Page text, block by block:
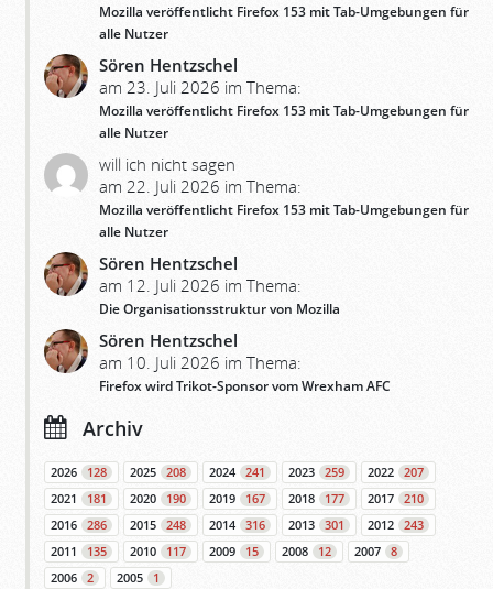
Mozilla veröffentlicht Firefox 153 mit Tab-Umgebungen für
alle Nutzer
Sören Hentzschel
am 23. Juli 2026 im Thema:
Mozilla veröffentlicht Firefox 153 mit Tab-Umgebungen für
alle Nutzer
will ich nicht sagen
am 22. Juli 2026 im Thema:
Mozilla veröffentlicht Firefox 153 mit Tab-Umgebungen für
alle Nutzer
Sören Hentzschel
am 12. Juli 2026 im Thema:
Die Organisationsstruktur von Mozilla
Sören Hentzschel
am 10. Juli 2026 im Thema:
Firefox wird Trikot-Sponsor vom Wrexham AFC
Archiv
2026 128 2025 208 2024 241 2023 259 2022
207
2021
181 2020 190 2019 167 2018 177 2017
210
2016
286 2015 248 2014 316 2013 301 2012
243
2011
135 2010 117 2009 15 2008 12 2007
8
2006
2 2005 1